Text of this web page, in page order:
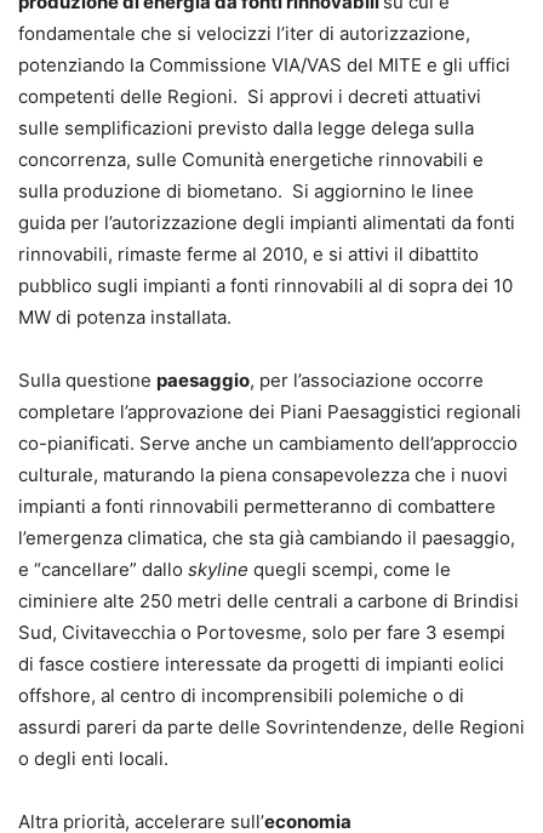
fondamentale che si velocizzi l’iter di autorizzazione,
potenziando la Commissione VIA/VAS del MITE e gli uffici
competenti delle Regioni. Si approvi i decreti attuativi
sulle semplificazioni previsto dalla legge delega sulla
concorrenza, sulle Comunità energetiche rinnovabili e
sulla produzione di biometano. Si aggiornino le linee
guida per l’autorizzazione degli impianti alimentati da fonti
rinnovabili, rimaste ferme al 2010, e si attivi il dibattito
pubblico sugli impianti a fonti rinnovabili al di sopra dei 10
MW di potenza installata.
Sulla questione paesaggio, per l’associazione occorre
completare l’approvazione dei Piani Paesaggistici regionali
co-pianificati. Serve anche un cambiamento dell’approccio
culturale, maturando la piena consapevolezza che i nuovi
impianti a fonti rinnovabili permetteranno di combattere
l’emergenza climatica, che sta già cambiando il paesaggio,
e “cancellare” dallo skyline quegli scempi, come le
ciminiere alte 250 metri delle centrali a carbone di Brindisi
Sud, Civitavecchia o Portovesme, solo per fare 3 esempi
di fasce costiere interessate da progetti di impianti eolici
offshore, al centro di incomprensibili polemiche o di
assurdi pareri da parte delle Sovrintendenze, delle Regioni
o degli enti locali.
Altra priorità, accelerare sull’economia